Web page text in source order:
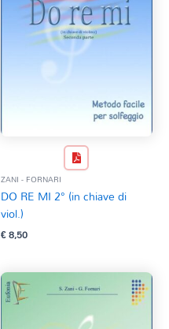
ZANI - FORNARI
DO RE MI 2° (in chiave di
viol.)
€8,50